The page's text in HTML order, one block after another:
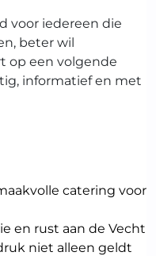
voor iedereen die
beter wil
op een volgende
informatief en met
catering voor
en rust aan de Vecht
niet alleen geldt